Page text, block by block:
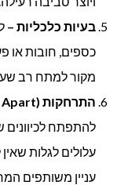
בעיות כלכליות –
כספים, חובות או
מקור למתח רב
התרחקות (Apart
להתפתח לכיוונים
עלולים לגלות
עניין משותפים